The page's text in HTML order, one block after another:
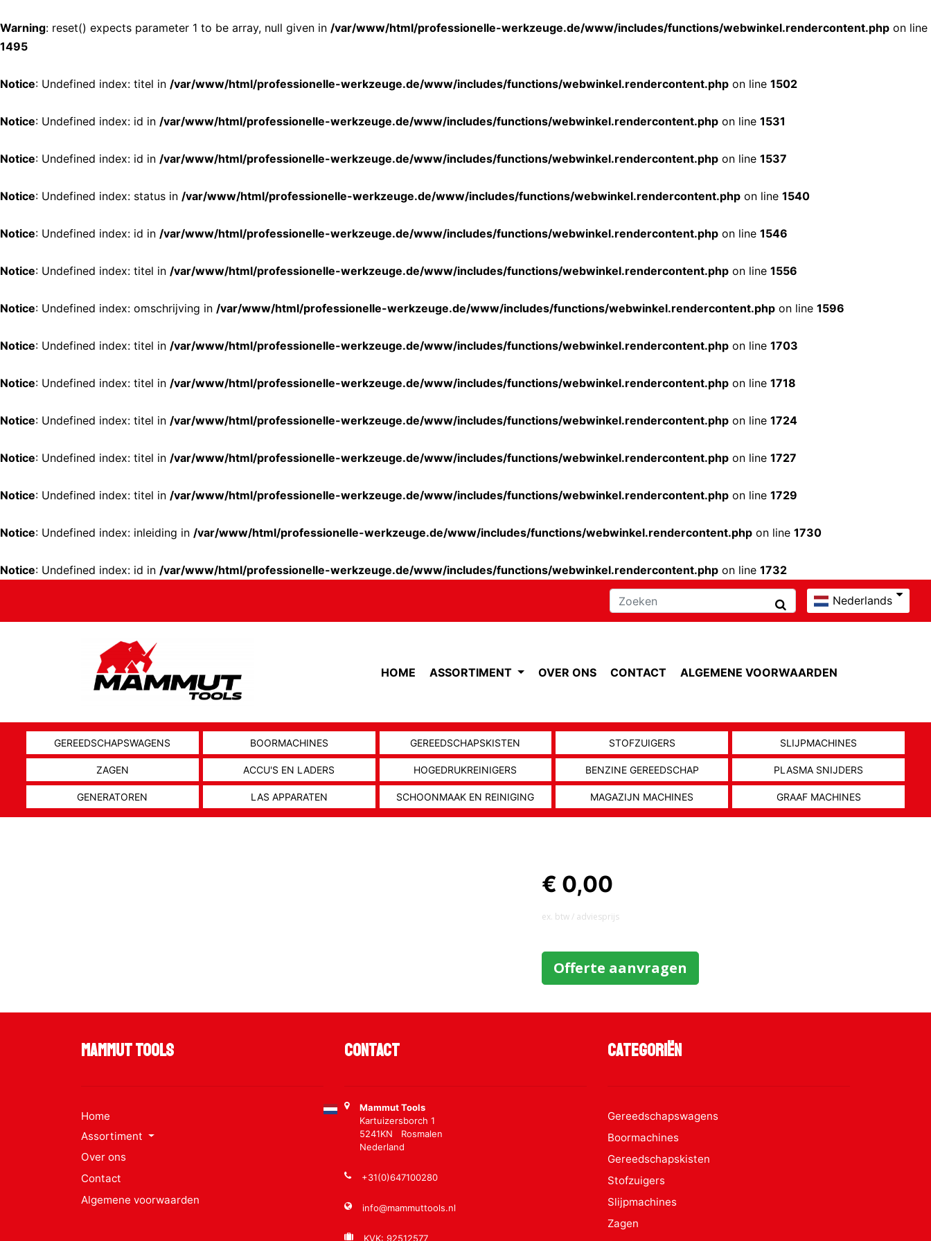
Warning: reset() expects parameter 1 to be array, null given in /var/www/html/professionelle-werkzeuge.de/www/includes/functions/webwinkel.rendercontent.php on line
1495
Notice: Undefined index: titel in /var/www/html/professionelle-werkzeuge.de/www/includes/functions/webwinkel.rendercontent.php on line 1502
Notice: Undefined index: id in /var/www/html/professionelle-werkzeuge.de/www/includes/functions/webwinkel.rendercontent.php on line 1531
Notice: Undefined index: id in /var/www/html/professionelle-werkzeuge.de/www/includes/functions/webwinkel.rendercontent.php on line 1537
Notice: Undefined index: status in /var/www/html/professionelle-werkzeuge.de/www/includes/functions/webwinkel.rendercontent.php on line 1540
Notice: Undefined index: id in /var/www/html/professionelle-werkzeuge.de/www/includes/functions/webwinkel.rendercontent.php on line 1546
Notice: Undefined index: titel in /var/www/html/professionelle-werkzeuge.de/www/includes/functions/webwinkel.rendercontent.php on line 1556
Notice: Undefined index: omschrijving in /var/www/html/professionelle-werkzeuge.de/www/includes/functions/webwinkel.rendercontent.php on line 1596
Notice: Undefined index: titel in /var/www/html/professionelle-werkzeuge.de/www/includes/functions/webwinkel.rendercontent.php on line 1703
Notice: Undefined index: titel in /var/www/html/professionelle-werkzeuge.de/www/includes/functions/webwinkel.rendercontent.php on line 1718
Notice: Undefined index: titel in /var/www/html/professionelle-werkzeuge.de/www/includes/functions/webwinkel.rendercontent.php on line 1724
Notice: Undefined index: titel in /var/www/html/professionelle-werkzeuge.de/www/includes/functions/webwinkel.rendercontent.php on line 1727
Notice: Undefined index: titel in /var/www/html/professionelle-werkzeuge.de/www/includes/functions/webwinkel.rendercontent.php on line 1729
Notice: Undefined index: inleiding in /var/www/html/professionelle-werkzeuge.de/www/includes/functions/webwinkel.rendercontent.php on line 1730
Notice: Undefined index: id in /var/www/html/professionelle-werkzeuge.de/www/includes/functions/webwinkel.rendercontent.php on line 1732
Nederlands
HOME ASSORTIMENT OVER ONS CONTACT ALGEMENE VOORWAARDEN
GEREEDSCHAPSWAGENS BOORMACHINES GEREEDSCHAPSKISTEN STOFZUIGERS SLIJPMACHINES
ZAGEN ACCU'S EN LADERS HOGEDRUKREINIGERS BENZINE GEREEDSCHAP PLASMA SNIJDERS
GENERATOREN LAS APPARATEN SCHOONMAAK EN REINIGING MAGAZIJN MACHINES GRAAF MACHINES
€ 0,00
ex. btw / adviesprijs
Offerte aanvragen
Mammut Tools
Home
Assortiment
Over ons
Contact
Algemene voorwaarden
Contact
Mammut Tools
Kartuizersborch 1
5241KN Rosmalen
Nederland
+31(0)647100280
info@mammuttools.nl
KVK: 92512577
Categoriën
Gereedschapswagens
Boormachines
Gereedschapskisten
Stofzuigers
Slijpmachines
Zagen